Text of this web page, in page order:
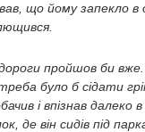
що йому запекло в
пройшов би вже.
було б сідати
і впізнав
де він сидів під